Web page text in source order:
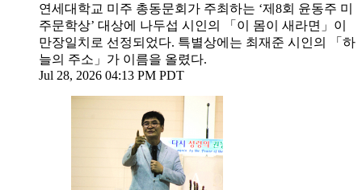
연세대학교 미주 총동문회가 주최하는 ‘제8회 윤동주 미
주문학상’ 대상에 나두섭 시인의 「이 몸이 새라면」이
만장일치로 선정되었다. 특별상에는 최재준 시인의 「하
늘의 주소」가 이름을 올렸다.
Jul 28, 2026 04:13 PM PDT